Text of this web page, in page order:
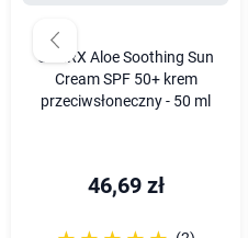
COSRX Aloe Soothing Sun
Cream SPF 50+ krem
przeciwsłoneczny - 50 ml
46,69 zł